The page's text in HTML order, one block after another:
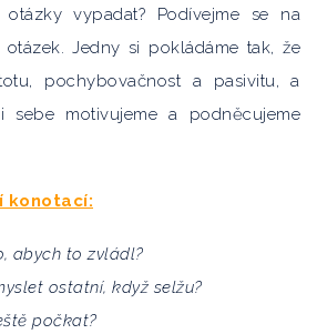
vypadat? Podívejme se na
Jedny si pokládáme tak, že
pochybovačnost a pasivitu, a
sebe motivujeme a podněcujeme
konotací:
abych to zvládl?
ostatní, když selžu?
počkat?